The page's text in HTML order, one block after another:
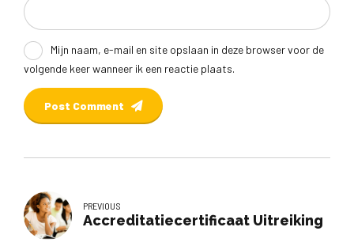
Mijn naam, e-mail en site opslaan in deze browser voor de
volgende keer wanneer ik een reactie plaats.
Post Comment
PREVIOUS
Accreditatiecertificaat Uitreiking